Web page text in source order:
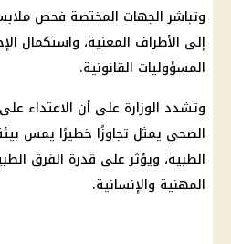
وتباشر الجهات المختصة فحص
إلى الأطراف المعنية، واستكمال
المسؤوليات القانونية.
وتشدد الوزارة على أن الاعتداء
الصحي يمثل تجاوزًا خطيرًا يمس
الطبية، ويؤثر على قدرة الفرق
المهنية والإنسانية.